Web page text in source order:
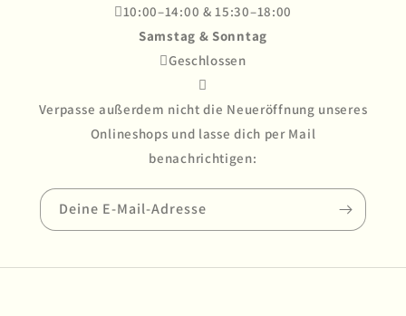
10:00–14:00 & 15:30–18:00
Samstag & Sonntag
Geschlossen

Verpasse außerdem nicht die Neueröffnung unseres
Onlineshops und lasse dich per Mail
benachrichtigen:
Deine E-Mail-Adresse